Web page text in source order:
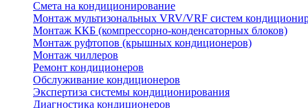
Смета на кондиционирование
Монтаж мультизональных VRV/VRF систем
Монтаж ККБ (компрессорно-конденсаторных блоков)
Монтаж руфтопов (крышных кондиционеров)
Монтаж чиллеров
Ремонт кондиционеров
Обслуживание кондиционеров
Экспертиза системы кондиционирования
Диагностика кондиционеров